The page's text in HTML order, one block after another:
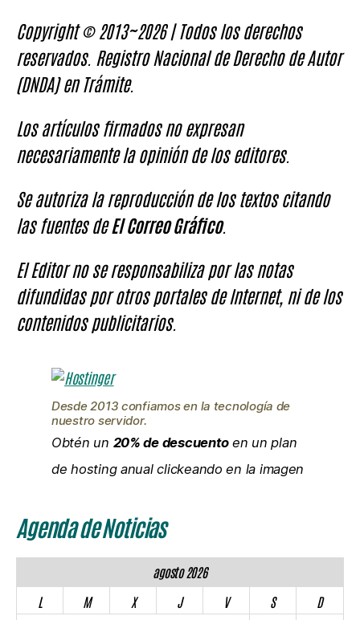
Copyright © 2013~2026 | Todos los derechos
reservados. Registro Nacional de Derecho de Autor
(DNDA) en Trámite.
Los artículos firmados no expresan
necesariamente la opinión de los editores.
Se autoriza la reproducción de los textos citando
las fuentes deEl Correo Gráfico.
El Editor no se responsabiliza por las notas
difundidas por otros portales de Internet, ni de los
contenidos publicitarios.
Desde 2013 confiamos en la tecnología de
nuestro servidor.
Obtén un 20% de descuentoen un plan
de hosting anual clickeando en la imagen
Agenda de Noticias
agosto 2026
L
M X J V S
D